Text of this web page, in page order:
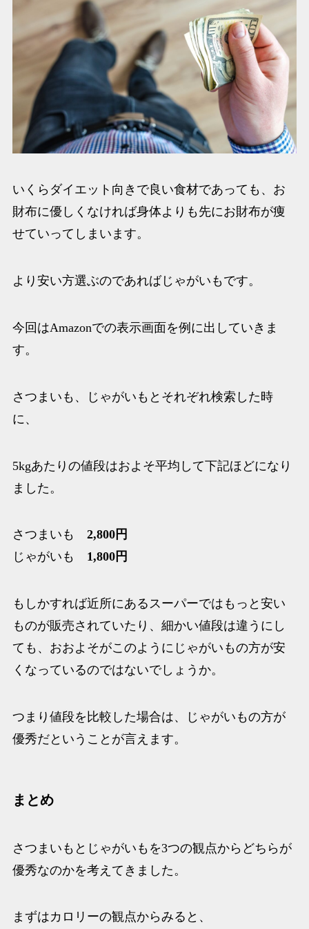
いくらダイエット向きで良い食材であっても、お
財布に優しくなければ身体よりも先にお財布が痩
せていってしまいます。
より安い方選ぶのであればじゃがいもです。
今回はAmazonでの表示画面を例に出していきま
す。
さつまいも、じゃがいもとそれぞれ検索した時
に、
5kgあたりの値段はおよそ平均して下記ほどになり
ました。
さつまいも 2,800円
じゃがいも 1,800円
もしかすれば近所にあるスーパーではもっと安い
ものが販売されていたり、細かい値段は違うにし
ても、おおよそがこのようにじゃがいもの方が安
くなっているのではないでしょうか。
つまり値段を比較した場合は、
じゃがいもの方が
優秀だということが言えます。
まとめ
さつまいもとじゃがいもを3つの観点からどちらが
優秀なのかを考えてきました。
まずはカロリーの観点からみると、